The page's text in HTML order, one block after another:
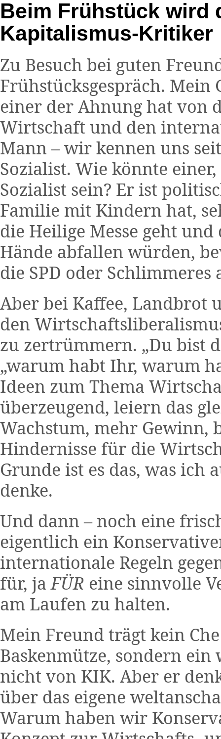
Beim Frühstück wird
Kapitalismus-Kritiker
Zu Besuch bei guten
Frühstücksgespräch. Mein
einer der Ahnung hat von
Wirtschaft und den
Mann – wir kennen uns
Sozialist. Wie könnte
Sozialist sein? Er ist
Familie mit Kindern hat,
die Heilige Messe geht
Hände abfallen würden,
die SPD oder Schlimmeres
Aber bei Kaffee, Landbrot
den
zu zertrümmern. „Du bist
„warum habt Ihr, warum
Ideen zum Thema
überzeugend, leiern das
Wachstum, mehr Gewinn,
Hindernisse für die
Grunde ist es das, was ich
denke.
Und dann – noch eine
eigentlich ein
internationale Regeln
für, jaFÜR eine sinnvolle
am Laufen zu halten.
Mein Freund trägt kein
Baskenmütze, sondern ein
nicht von KIK. Aber er
über das eigene
Warum haben wir